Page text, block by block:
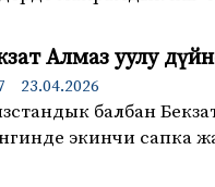
Алмаз уулу
23.04.2026
балбан
экинчи сапка